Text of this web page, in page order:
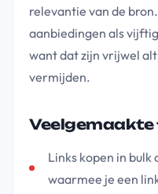
relevantie van de
aanbiedingen als
want dat zijn vrijwel
vermijden.
Links kopen in
waarmee je een